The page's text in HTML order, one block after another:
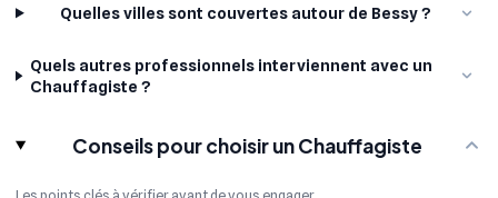
Quelles villes sont couvertes autour de Bessy ?
Quels autres professionnels interviennent avec un
Chauffagiste ?
Conseils pour choisir un Chauffagiste